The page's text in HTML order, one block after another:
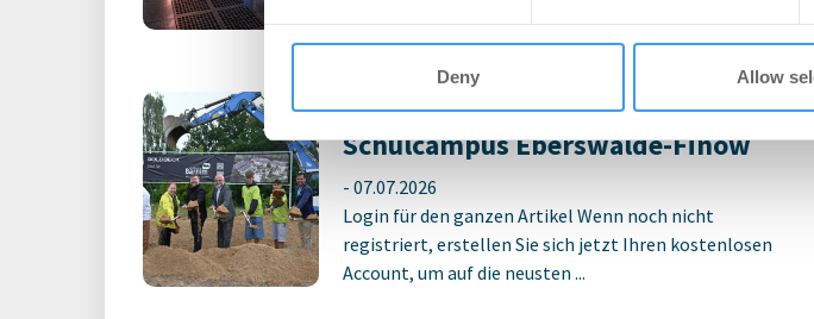
Deny Allow
Erster Spatenstich für neuen
Schulcampus Eberswalde-Finow
- 07.07.2026
Login für den ganzen Artikel Wenn noch nicht
registriert, erstellen Sie sich jetzt Ihren kostenlosen
Account, um auf die neusten ...